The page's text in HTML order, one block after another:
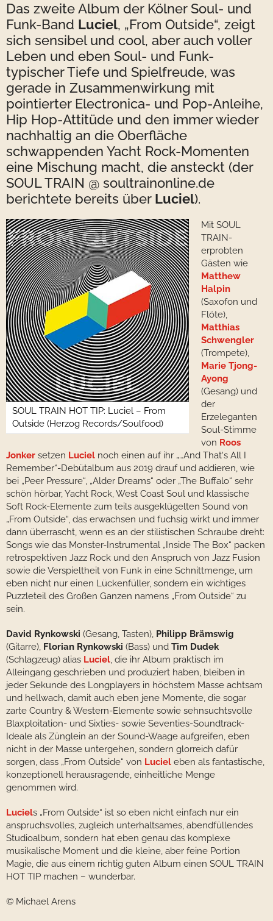
Das zweite Album der Kölner Soul- und
Funk-Band Luciel, „From Outside“, zeigt
sich sensibel und cool, aber auch voller
Leben und eben Soul- und Funk-
typischer Tiefe und Spielfreude, was
gerade in Zusammenwirkung mit
pointierter Electronica- und Pop-Anleihe,
Hip Hop-Attitüde und den immer wieder
nachhaltig an die Oberfläche
schwappenden Yacht Rock-Momenten
eine Mischung macht, die ansteckt (der
SOUL TRAIN @ soultrainonline.de
berichtete bereits über Luciel).
SOUL TRAIN HOT TIP: Luciel – From
Outside (Herzog Records/Soulfood)
Mit SOUL
TRAIN-
erprobten
Gästen wie
Matthew
Halpin
(Saxofon und
Flöte),
Matthias
Schwengler
(Trompete),
Marie Tjong-
Ayong
(Gesang) und
der
Erzeleganten
Soul-Stimme
von Roos
Jonker setzen Luciel noch einen auf ihr „…And That‘s All I
Remember“-Debütalbum aus 2019 drauf und addieren, wie
bei „Peer Pressure“, „Alder Dreams“ oder „The Buffalo“ sehr
schön hörbar, Yacht Rock, West Coast Soul und klassische
Soft Rock-Elemente zum teils ausgeklügelten Sound von
„From Outside“, das erwachsen und fuchsig wirkt und immer
dann überrascht, wenn es an der stilistischen Schraube dreht:
Songs wie das Monster-Instrumental „Inside The Box“ packen
retrospektiven Jazz Rock und den Anspruch von Jazz Fusion
sowie die Verspieltheit von Funk in eine Schnittmenge, um
eben nicht nur einen Lückenfüller, sondern ein wichtiges
Puzzleteil des Großen Ganzen namens „From Outside“ zu
sein.
David Rynkowski (Gesang, Tasten), Philipp Brämswig
(Gitarre), Florian Rynkowski (Bass) und Tim Dudek
(Schlagzeug) alias Luciel, die ihr Album praktisch im
Alleingang geschrieben und produziert haben, bleiben in
jeder Sekunde des Longplayers in höchstem Masse achtsam
und hellwach, damit auch eben jene Momente, die sogar
zarte Country & Western-Elemente sowie sehnsuchtsvolle
Blaxploitation- und Sixties- sowie Seventies-Soundtrack-
Ideale als Zünglein an der Sound-Waage aufgreifen, eben
nicht in der Masse untergehen, sondern glorreich dafür
sorgen, dass „From Outside“ von Luciel eben als fantastische,
konzeptionell herausragende, einheitliche Menge
genommen wird.
Luciels „From Outside“ ist so eben nicht einfach nur ein
anspruchsvolles, zugleich unterhaltsames, abendfüllendes
Studioalbum, sondern hat eben genau das komplexe
musikalische Moment und die kleine, aber feine Portion
Magie, die aus einem richtig guten Album einen SOUL TRAIN
HOT TIP machen – wunderbar.
© Michael Arens